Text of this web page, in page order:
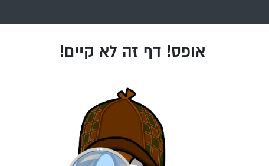
אופס! דף זה לא קיים!